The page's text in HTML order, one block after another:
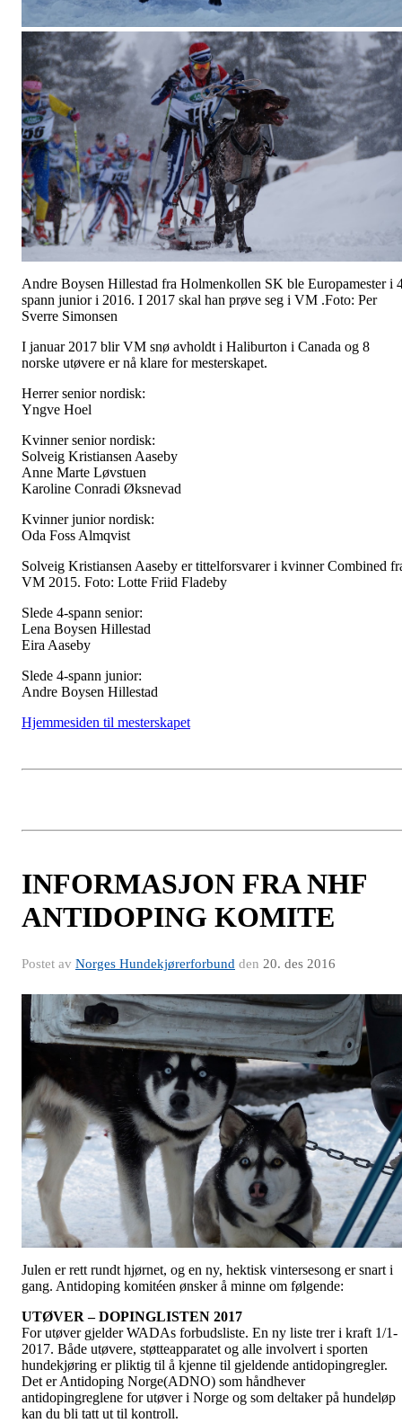
Andre Boysen Hillestad fra Holmenkollen SK ble Europamester i
spann junior i 2016. I 2017 skal han prøve seg i VM .Foto: Per
Sverre Simonsen
I januar 2017 blir VM snø avholdt i Haliburton i Canada og 8
norske utøvere er nå klare for mesterskapet.
Herrer senior nordisk:
Yngve Hoel
Kvinner senior nordisk:
Solveig Kristiansen Aaseby
Anne Marte Løvstuen
Karoline Conradi Øksnevad
Kvinner junior nordisk:
Oda Foss Almqvist
Solveig Kristiansen Aaseby er tittelforsvarer i kvinner Combined
VM 2015. Foto: Lotte Friid Fladeby
Slede 4-spann senior:
Lena Boysen Hillestad
Eira Aaseby
Slede 4-spann junior:
Andre Boysen Hillestad
Hjemmesiden til mesterskapet
INFORMASJON FRA NHF
ANTIDOPING KOMITE
Postet av Norges Hundekjørerforbund den 20. des 2016
Julen er rett rundt hjørnet, og en ny, hektisk vintersesong er snart i
gang. Antidoping komitéen ønsker å minne om følgende:
UTØVER – DOPINGLISTEN 2017
For utøver gjelder WADAs forbudsliste. En ny liste trer i kraft 1/1-
2017. Både utøvere, støtteapparatet og alle involvert i sporten
hundekjøring er pliktig til å kjenne til gjeldende antidopingregler.
Det er Antidoping Norge(ADNO) som håndhever
antidopingreglene for utøver i Norge og som deltaker på hundeløp
kan du bli tatt ut til kontroll.